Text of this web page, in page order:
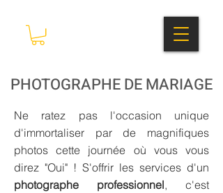
PHOTOGRAPHE DE MARIAGE
Ne ratez pas l'occasion unique
d'immortaliser par de magnifiques
photos cette journée où vous vous
direz "Oui" ! S'offrir les services d'un
photographe professionnel, c'est